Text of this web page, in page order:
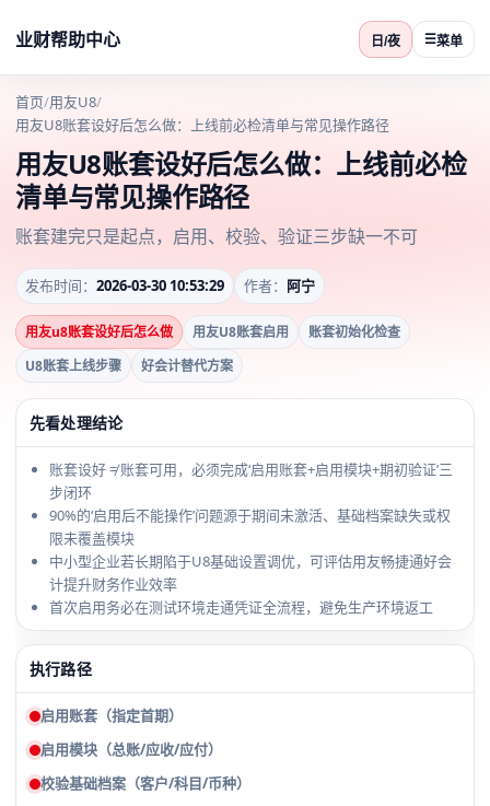
业财帮助中心 日/夜 ☰菜单
首页/用友U8/
用友U8账套设好后怎么做：上线前必检清单与常见操作路径
用友U8账套设好后怎么做：上线前必检
清单与常见操作路径
账套建完只是起点，启用、校验、验证三步缺一不可
发布时间： 2026-03-30 10:53:29 作者： 阿宁
用友u8账套设好后怎么做 用友U8账套启用
账套初始化检查
U8账套上线步骤
好会计替代方案
先看处理结论
账套设好 ≠ 账套可用，必须完成‘启用账套+启用模块+期初验证’三
步闭环
90%的‘启用后不能操作’问题源于期间未激活、基础档案缺失或权
限未覆盖模块
中小型企业若长期陷于U8基础设置调优，可评估用友畅捷通好会
计提升财务作业效率
首次启用务必在测试环境走通凭证全流程，避免生产环境返工
执行路径
启用账套（指定首期）
启用模块（总账/应收/应付）
校验基础档案（客户/科目/币种）